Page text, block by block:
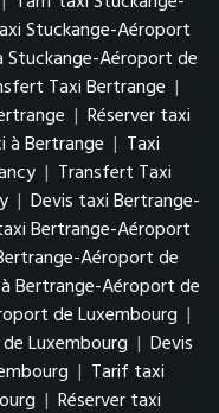
Stuckange-Aéroport
Stuckange-Aéroport de
Taxi Bertrange |
| Réserver taxi
à Bertrange | Taxi
| Transfert Taxi
| Devis taxi Bertrange-
Bertrange-Aéroport
Aéroport de
Bertrange-Aéroport de
de Luxembourg |
Luxembourg | Devis
| Tarif taxi
| Réserver taxi